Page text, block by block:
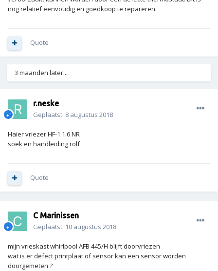
nog relatief eenvoudig en goedkoop te repareren.
Quote
3 maanden later...
r.neske
Geplaatst: 8 augustus 2018
Haier vriezer HF-1.1.6 NR
soek en handleiding rolf
Quote
C Marinissen
Geplaatst: 10 augustus 2018
mijn vrieskast whirlpool AFB 445/H blijft doorvriezen
wat is er defect printplaat of sensor kan een sensor worden
doorgemeten ?